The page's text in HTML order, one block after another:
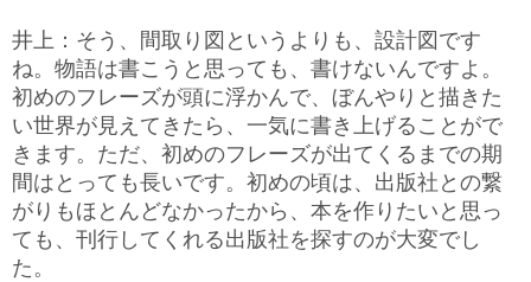
井上：そう、間取り図というよりも、設計図です
ね。物語は書こうと思っても、書けないんですよ。
初めのフレーズが頭に浮かんで、ぼんやりと描きた
い世界が見えてきたら、一気に書き上げることがで
きます。ただ、初めのフレーズが出てくるまでの期
間はとっても長いです。初めの頃は、出版社との繋
がりもほとんどなかったから、本を作りたいと思っ
ても、刊行してくれる出版社を探すのが大変でし
た。